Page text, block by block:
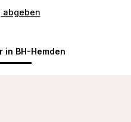
abgeben
in BH-Hemden